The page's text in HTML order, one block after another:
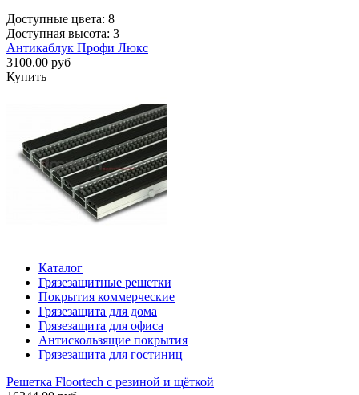
Доступные цвета: 8
Доступная высота: 3
Антикаблук Профи Люкс
3100.00 руб
Купить
Каталог
Грязезащитные решетки
Покрытия коммерческие
Грязезащита для дома
Грязезащита для офиса
Антискользящие покрытия
Грязезащита для гостиниц
Решетка Floortech с резиной и щёткой